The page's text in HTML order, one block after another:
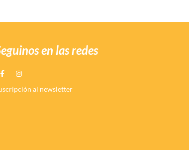
en las redes
al newsletter